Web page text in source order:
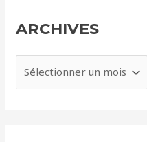
ARCHIVES
r